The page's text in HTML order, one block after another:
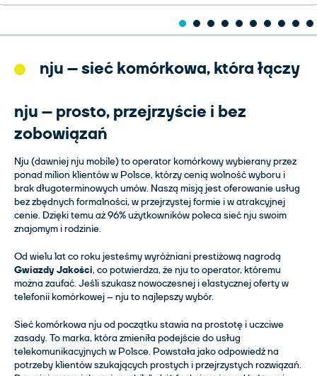
nju – sieć komórkowa, która łączy
nju – prosto, przejrzyście i bez
zobowiązań
Nju (dawniej nju mobile) to operator komórkowy wybierany przez
ponad milion klientów w Polsce, którzy cenią wolność wyboru i
brak długoterminowych umów. Naszą misją jest oferowanie usług
bez zbędnych formalności, w przejrzystej formie i w atrakcyjnej
cenie. Dzięki temu aż 96% użytkowników poleca sieć nju swoim
znajomym i rodzinie.
Od wielu lat co roku jesteśmy wyróżniani prestiżową nagrodą
Gwiazdy Jakości, co potwierdza, że nju to operator, któremu
można zaufać. Jeśli szukasz nowoczesnej i elastycznej oferty w
telefonii komórkowej – nju to najlepszy wybór.
Sieć komórkowa nju od początku stawia na prostotę i uczciwe
zasady. To marka, która zmieniła podejście do usług
telekomunikacyjnych w Polsce. Powstała jako odpowiedź na
potrzeby klientów szukających prostych i przejrzystych rozwiązań.